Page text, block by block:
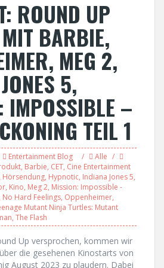
ROUND UP
BARBIE,
MEG 2,
5,
IMPOSSIBLE –
TEIL 1
Entertainment Blog
Alle
, Barbie, CET, Cine Entertainment
Hörsendung, Hypnotic, Indiana Jones 5,
, Kino, Meg 2, Mission: Impossible -
No Hard Feelings, Oppenheimer,
Mutant Ninja Turtles: Mutant
, The Flash
Up versprochen, kommen wir
die gesehenen Kinostarts von
August 2023 zu plaudern. Dabei